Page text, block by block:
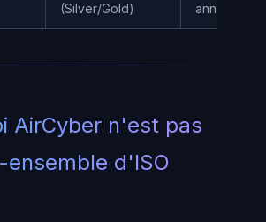
(Silver/Gold)
annuels)
AirCyber n'est pas
ensemble d'ISO